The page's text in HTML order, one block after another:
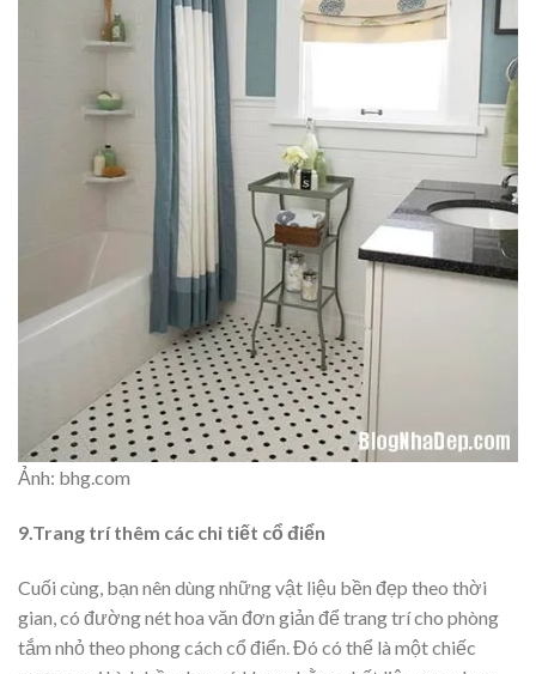
Ảnh: bhg.com
9.Trang trí thêm các chi tiết cổ điển
Cuối cùng, bạn nên dùng những vật liệu bền đẹp theo thời
gian, có đường nét hoa văn đơn giản để trang trí cho phòng
tắm nhỏ theo phong cách cổ điển. Đó có thể là một chiếc